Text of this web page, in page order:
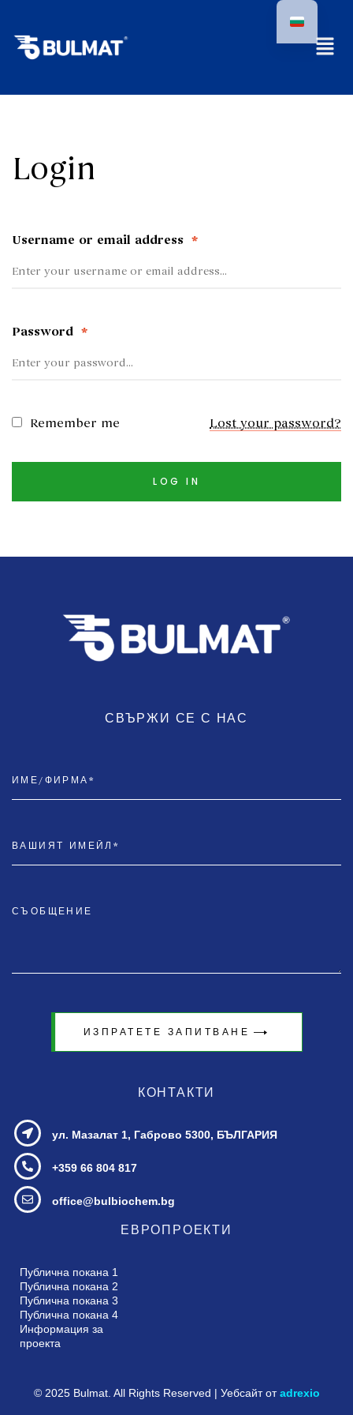
Login
Username or email address *
Password *
Remember me Lost your password?
LOG IN
СВЪРЖИ СЕ С НАС
ИЗПРАТЕТЕ ЗАПИТВАНЕ
КОНТАКТИ
ул. Мазалат 1, Габрово 5300, БЪЛГАРИЯ
+359 66 804 817
office@bulbiochem.bg
ЕВРОПРОЕКТИ
Публична покана 1
Публична покана 2
Публична покана 3
Публична покана 4
Информация за
проекта
© 2025 Bulmat. All Rights Reserved | Уебсайт отadrexio